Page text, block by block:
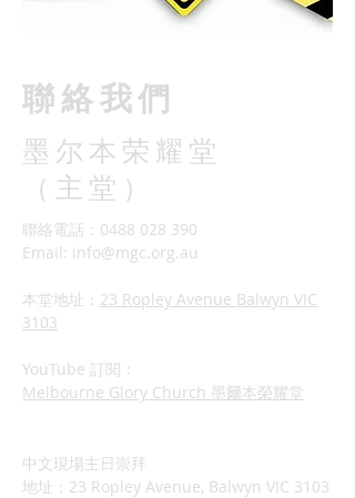
M
G
C
​聯絡我們
墨尔本荣耀堂
（主堂）
聯絡電話：0488 028 390
Email: info@mgc.org.au
本堂地址： 23 Ropley Avenue Balwyn VIC
3103
YouTube 訂閱：
Melbourne Glory Church 墨爾本榮耀堂
中文現場主日崇拜
地址：23 Ropley Avenue, Balwyn VIC 3103